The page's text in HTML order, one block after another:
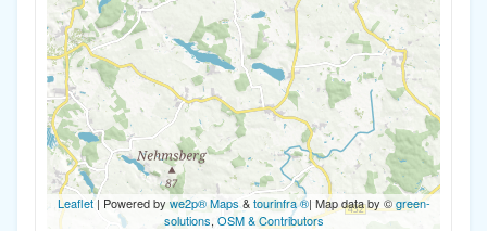
Leaflet| Powered by we2p® Maps&tourinfra ®| Map data by ©green-
solutions, OSM & Contributors